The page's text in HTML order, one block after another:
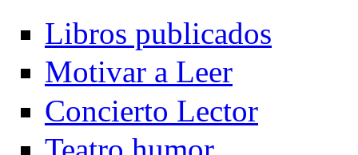
Libros publicados
Motivar a Leer
Concierto Lector